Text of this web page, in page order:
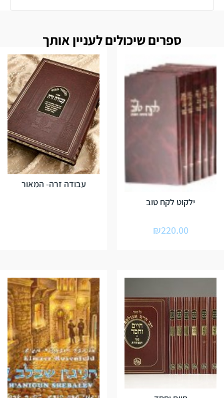
ספרים שיכולים לעניין אותך
ילקוט לקח טוב
₪220.00
עבודה זרה- המאור